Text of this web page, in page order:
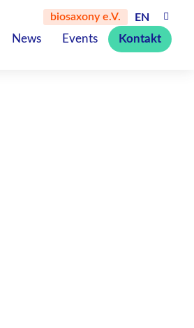
biosaxony e.V. EN
News Events Kontakt